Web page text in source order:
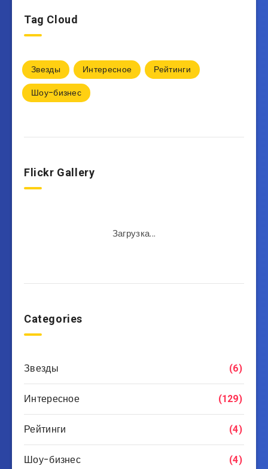
Tag Cloud
Звезды Интересное
Рейтинги
Шоу-бизнес
Flickr Gallery
Загрузка...
Categories
Звезды (6)
Интересное (129)
Рейтинги (4)
Шоу-бизнес (4)